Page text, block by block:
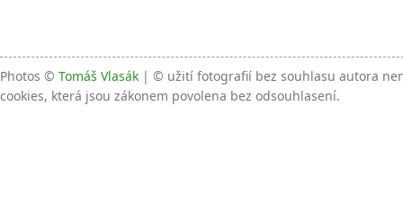
Photos © Tomáš Vlasák | © užití fotografií bez souhlasu autora
cookies, která jsou zákonem povolena bez odsouhlasení.